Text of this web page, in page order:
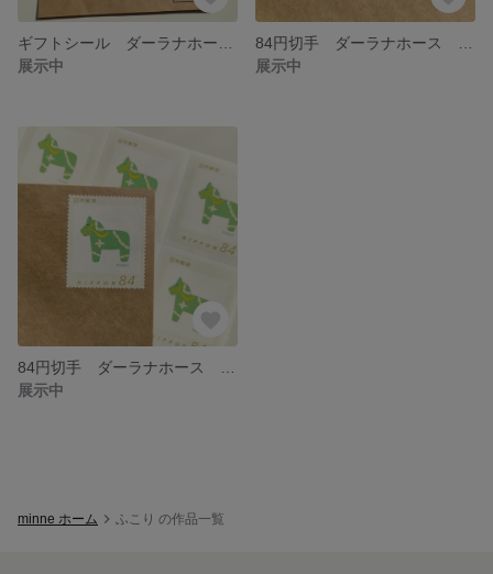
展示中
展示中
展示中
minne ホーム ふこり の作品一覧